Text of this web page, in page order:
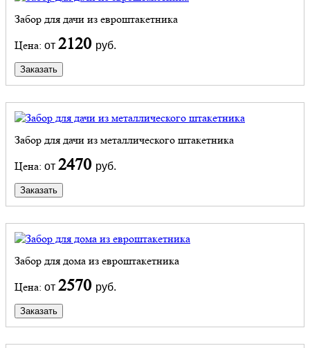
Забор для дачи из евроштакетника
Цена: от 2120 руб.
Заказать
Забор для дачи из металлического штакетника
Цена: от 2470 руб.
Заказать
Забор для дома из евроштакетника
Цена: от 2570 руб.
Заказать